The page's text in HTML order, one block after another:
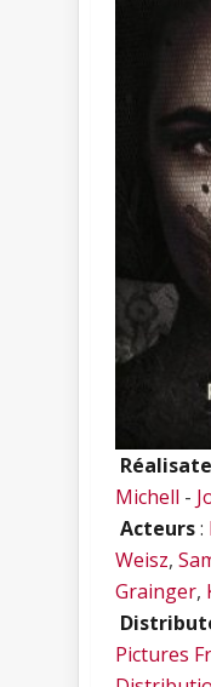
Michell -
Acteurs:
Weisz,
Grainger,
Pictures